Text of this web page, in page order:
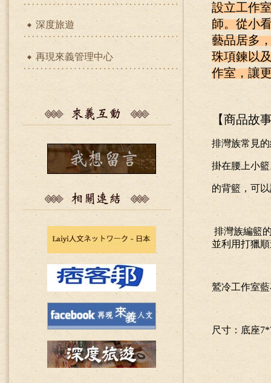
深度旅遊
再現來義管理中心
設立工作
師。從小
藝品居多
珠項鍊以
作室，讓
【商品故
排灣族常見
掛在腰上小
的背籃，可
排灣族編籃
並利用打獵
鷲冷工作室
尺寸：底座7*